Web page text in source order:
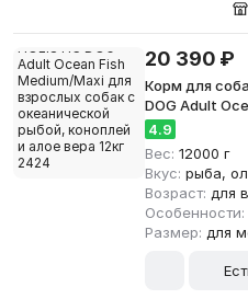
20 390 ₽
Корм для
DOG Adult
взрослых
коноплей и
4.9
Вес: 12000 г
Вкус: рыба,
Возраст: для
Особенности:
Размер: для